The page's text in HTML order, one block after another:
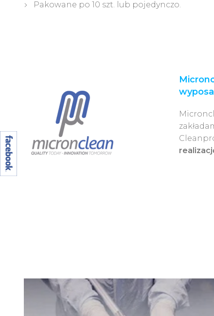
Pakowane po 10 szt. lub pojedynczo.